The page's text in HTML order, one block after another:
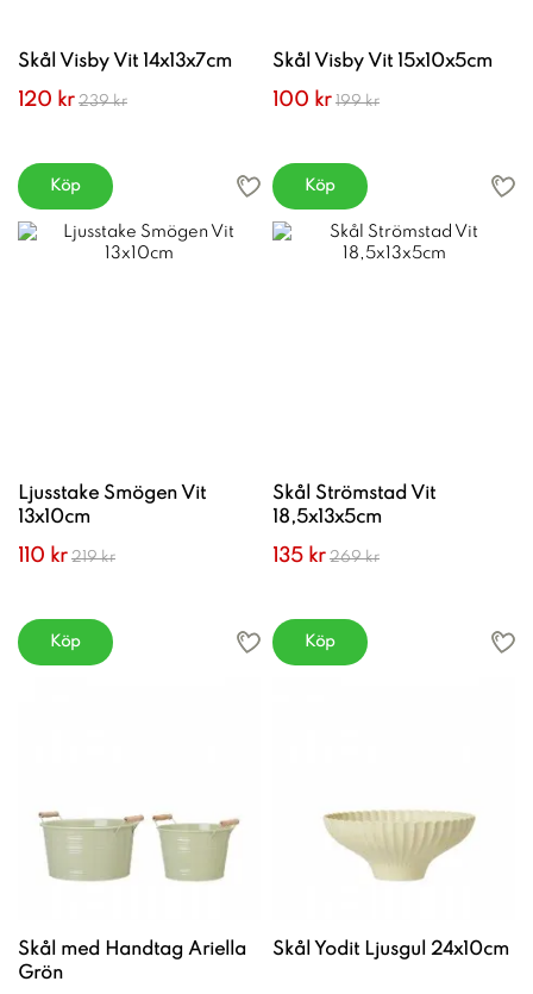
Skål Visby Vit 14x13x7cm
120 kr 239 kr
Köp
Skål Visby Vit 15x10x5cm
100 kr 199 kr
Köp
Ljusstake Smögen Vit
13x10cm
110 kr 219 kr
Köp
Skål Strömstad Vit
18,5x13x5cm
135 kr 269 kr
Köp
Skål med Handtag Ariella
Grön
Skål Yodit Ljusgul 24x10cm